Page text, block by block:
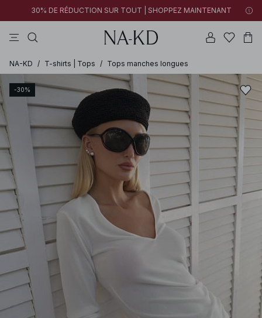
30% DE RÉDUCTION SUR TOUT | SHOPPEZ MAINTENANT
NA-KD / T-shirts | Tops / Tops manches longues
-30%